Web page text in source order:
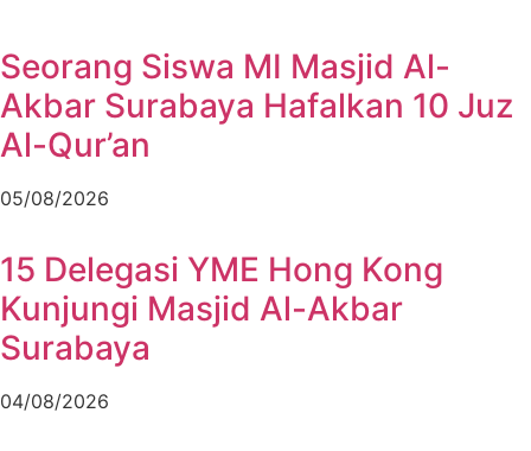
Seorang Siswa MI Masjid Al-
Akbar Surabaya Hafalkan 10 Juz
Al-Qur’an
05/08/2026
15 Delegasi YME Hong Kong
Kunjungi Masjid Al-Akbar
Surabaya
04/08/2026